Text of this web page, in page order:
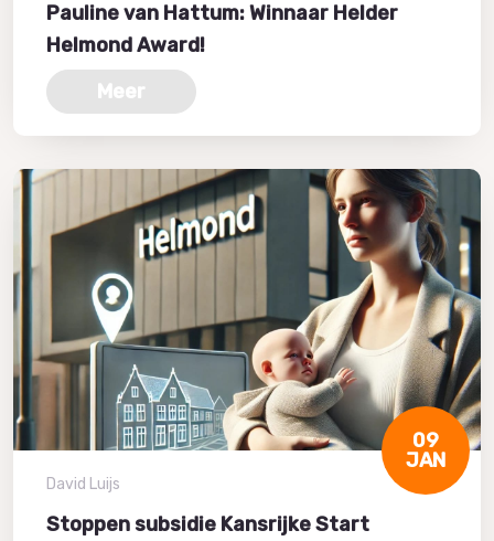
Pauline van Hattum: Winnaar Helder
Helmond Award!
Meer
09
JAN
David Luijs
Stoppen subsidie Kansrijke Start